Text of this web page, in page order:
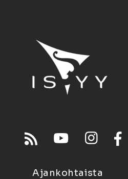
Ajankohtaista